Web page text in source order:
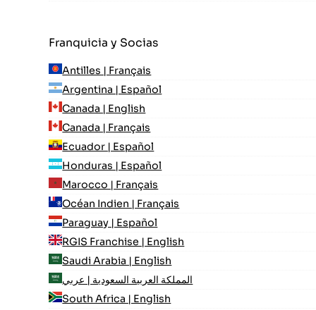
Franquicia y Socias
Antilles | Français
Argentina | Español
Canada | English
Canada | Français
Ecuador | Español
Honduras | Español
Marocco | Français
Océan Indien | Français
Paraguay | Español
RGIS Franchise | English
Saudi Arabia | English
المملكة العربية السعودية | عربي
South Africa | English